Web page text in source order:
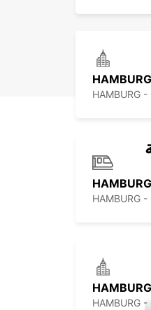
HAMBURG -
HAMBURG -
HAMBURG -